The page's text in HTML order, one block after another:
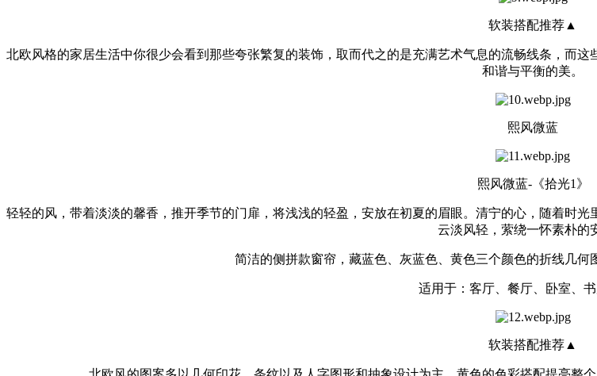
软装搭配推荐▲
北欧风格的家居生活中你很少会看到那些夸张繁复的装饰，取而代之的是充满艺术气息的流畅线条，而
和谐与平衡的美。
熙风微蓝
熙风微蓝-《拾光1》
轻轻的风，带着淡淡的馨香，推开季节的门扉，将浅浅的轻盈，安放在初夏的眉眼。清宁的心，随着时
云淡风轻，萦绕一怀素朴的
简洁的侧拼款窗帘，藏蓝色、灰蓝色、黄色三个颜色的折线几何
适用于：客厅、餐厅、卧室、
软装搭配推荐▲